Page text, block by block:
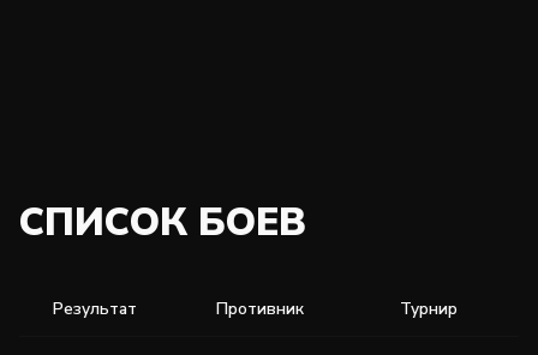
СПИСОК БОЕВ
Результат Противник Турнир